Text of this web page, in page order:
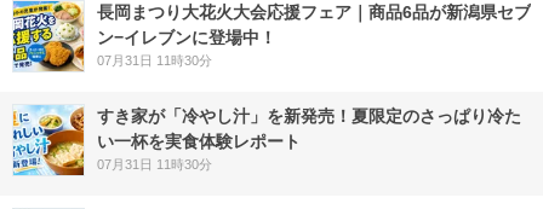
長岡まつり大花火大会応援フェア｜商品6品が新潟県セブ
ン−イレブンに登場中！
07月31日 11時30分
すき家が「冷やし汁」を新発売！夏限定のさっぱり冷た
い一杯を実食体験レポート
07月31日 11時30分